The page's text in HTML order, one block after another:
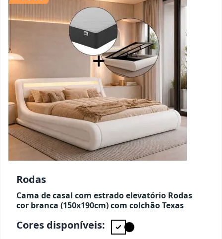
Rodas
Cama de casal com estrado elevatório Rodas
cor branca (150x190cm) com colchão Texas
Cores disponíveis: